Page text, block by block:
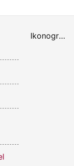
Ikonografie: